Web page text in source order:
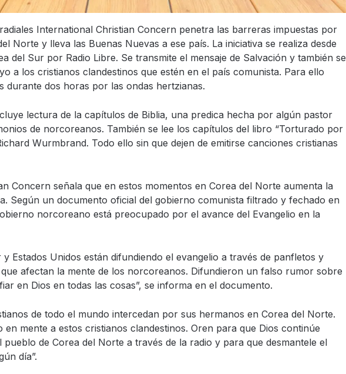
International Christian Concern penetra las barreras impuestas por
Norte y lleva las Buenas Nuevas a ese país. La iniciativa se realiza desde
del Sur por Radio Libre. Se transmite el mensaje de Salvación y también se
a los cristianos clandestinos que estén en el país comunista. Para ello
durante dos horas por las ondas hertzianas.
lectura de la capítulos de Biblia, una predica hecha por algún pastor
de norcoreanos. También se lee los capítulos del libro “Torturado por
Wurmbrand. Todo ello sin que dejen de emitirse canciones cristianas
Concern señala que en estos momentos en Corea del Norte aumenta la
Según un documento oficial del gobierno comunista filtrado y fechado en
norcoreano está preocupado por el avance del Evangelio en la
y Estados Unidos están difundiendo el evangelio a través de panfletos y
afectan la mente de los norcoreanos. Difundieron un falso rumor sobre
en Dios en todas las cosas”, se informa en el documento.
de todo el mundo intercedan por sus hermanos en Corea del Norte.
en mente a estos cristianos clandestinos. Oren para que Dios continúe
pueblo de Corea del Norte a través de la radio y para que desmantele el
día”.